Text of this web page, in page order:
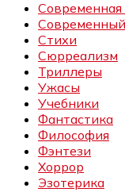
Современная
Стихи
Сюрреализм
Триллеры
Ужасы
Учебники
Фантастика
Философия
Фэнтези
Хоррор
Эзотерика